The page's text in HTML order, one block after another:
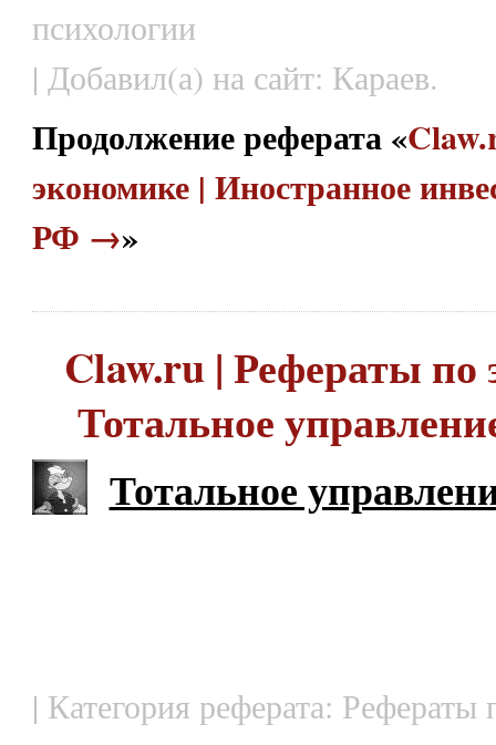
психологии
| Добавил(а) на сайт: Караев.
Продолжение реферата «
экономике | Иностранное
РФ →»
Claw.ru | Рефераты по
Тотальное
Тотальное
| Категория реферата: Рефераты